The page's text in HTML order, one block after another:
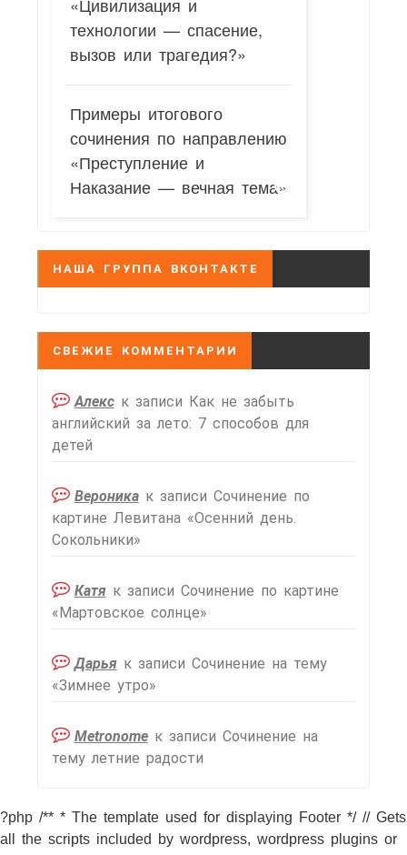
технологии — спасение,
вызов или трагедия?»
Примеры итогового
сочинения по направлению
«Преступление и
Наказание — вечная тема»
НАША ГРУППА ВКОНТАКТЕ
СВЕЖИЕ КОММЕНТАРИИ
Алекск записи Как не забыть
английский за лето: 7 способов для
детей
Вероникак записи Сочинение по
картине Левитана «Осенний день.
Сокольники»
Катяк записи Сочинение по картине
«Мартовское солнце»
Дарьяк записи Сочинение на тему
«Зимнее утро»
Metronomeк записи Сочинение на
тему летние радости
?php /** * The template used for displaying Footer */ // Gets
all the scripts included by wordpress, wordpress plugins or